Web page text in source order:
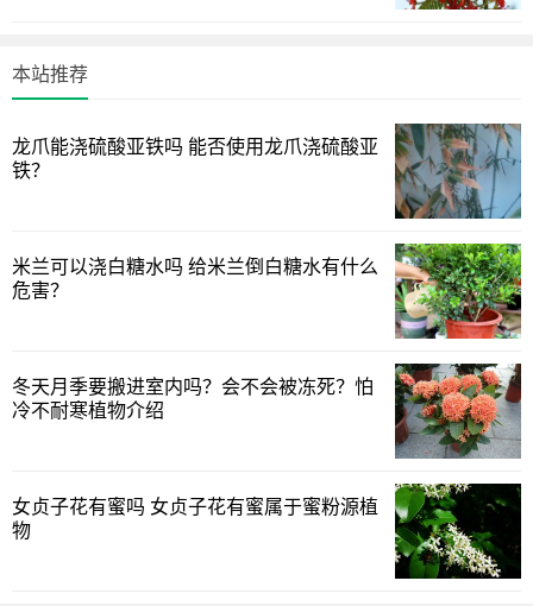
大方，养护好的话，也是每年都能开出满树繁花。
玉树是非常好养的植物，它耐贫瘠和干旱，盆栽可用腐叶
土加园土养殖，盆土要做到疏松透气，每次浇水盆内不能出
本站推荐
龙爪能浇硫酸亚铁吗 能否使用龙爪浇硫酸亚
铁？
米兰可以浇白糖水吗 给米兰倒白糖水有什么
危害？
冬天月季要搬进室内吗？会不会被冻死？怕
冷不耐寒植物介绍
女贞子花有蜜吗 女贞子花有蜜属于蜜粉源植
物